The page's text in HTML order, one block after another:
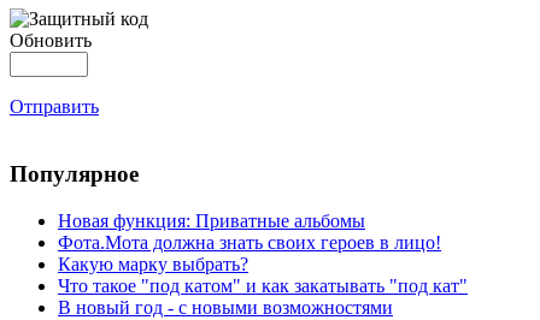
Обновить
Отправить
Популярное
Новая функция: Приватные альбомы
Фота.Мота должна знать своих героев в лицо!
Какую марку выбрать?
Что такое "под катом" и как закатывать "под кат"
В новый год - с новыми возможностями